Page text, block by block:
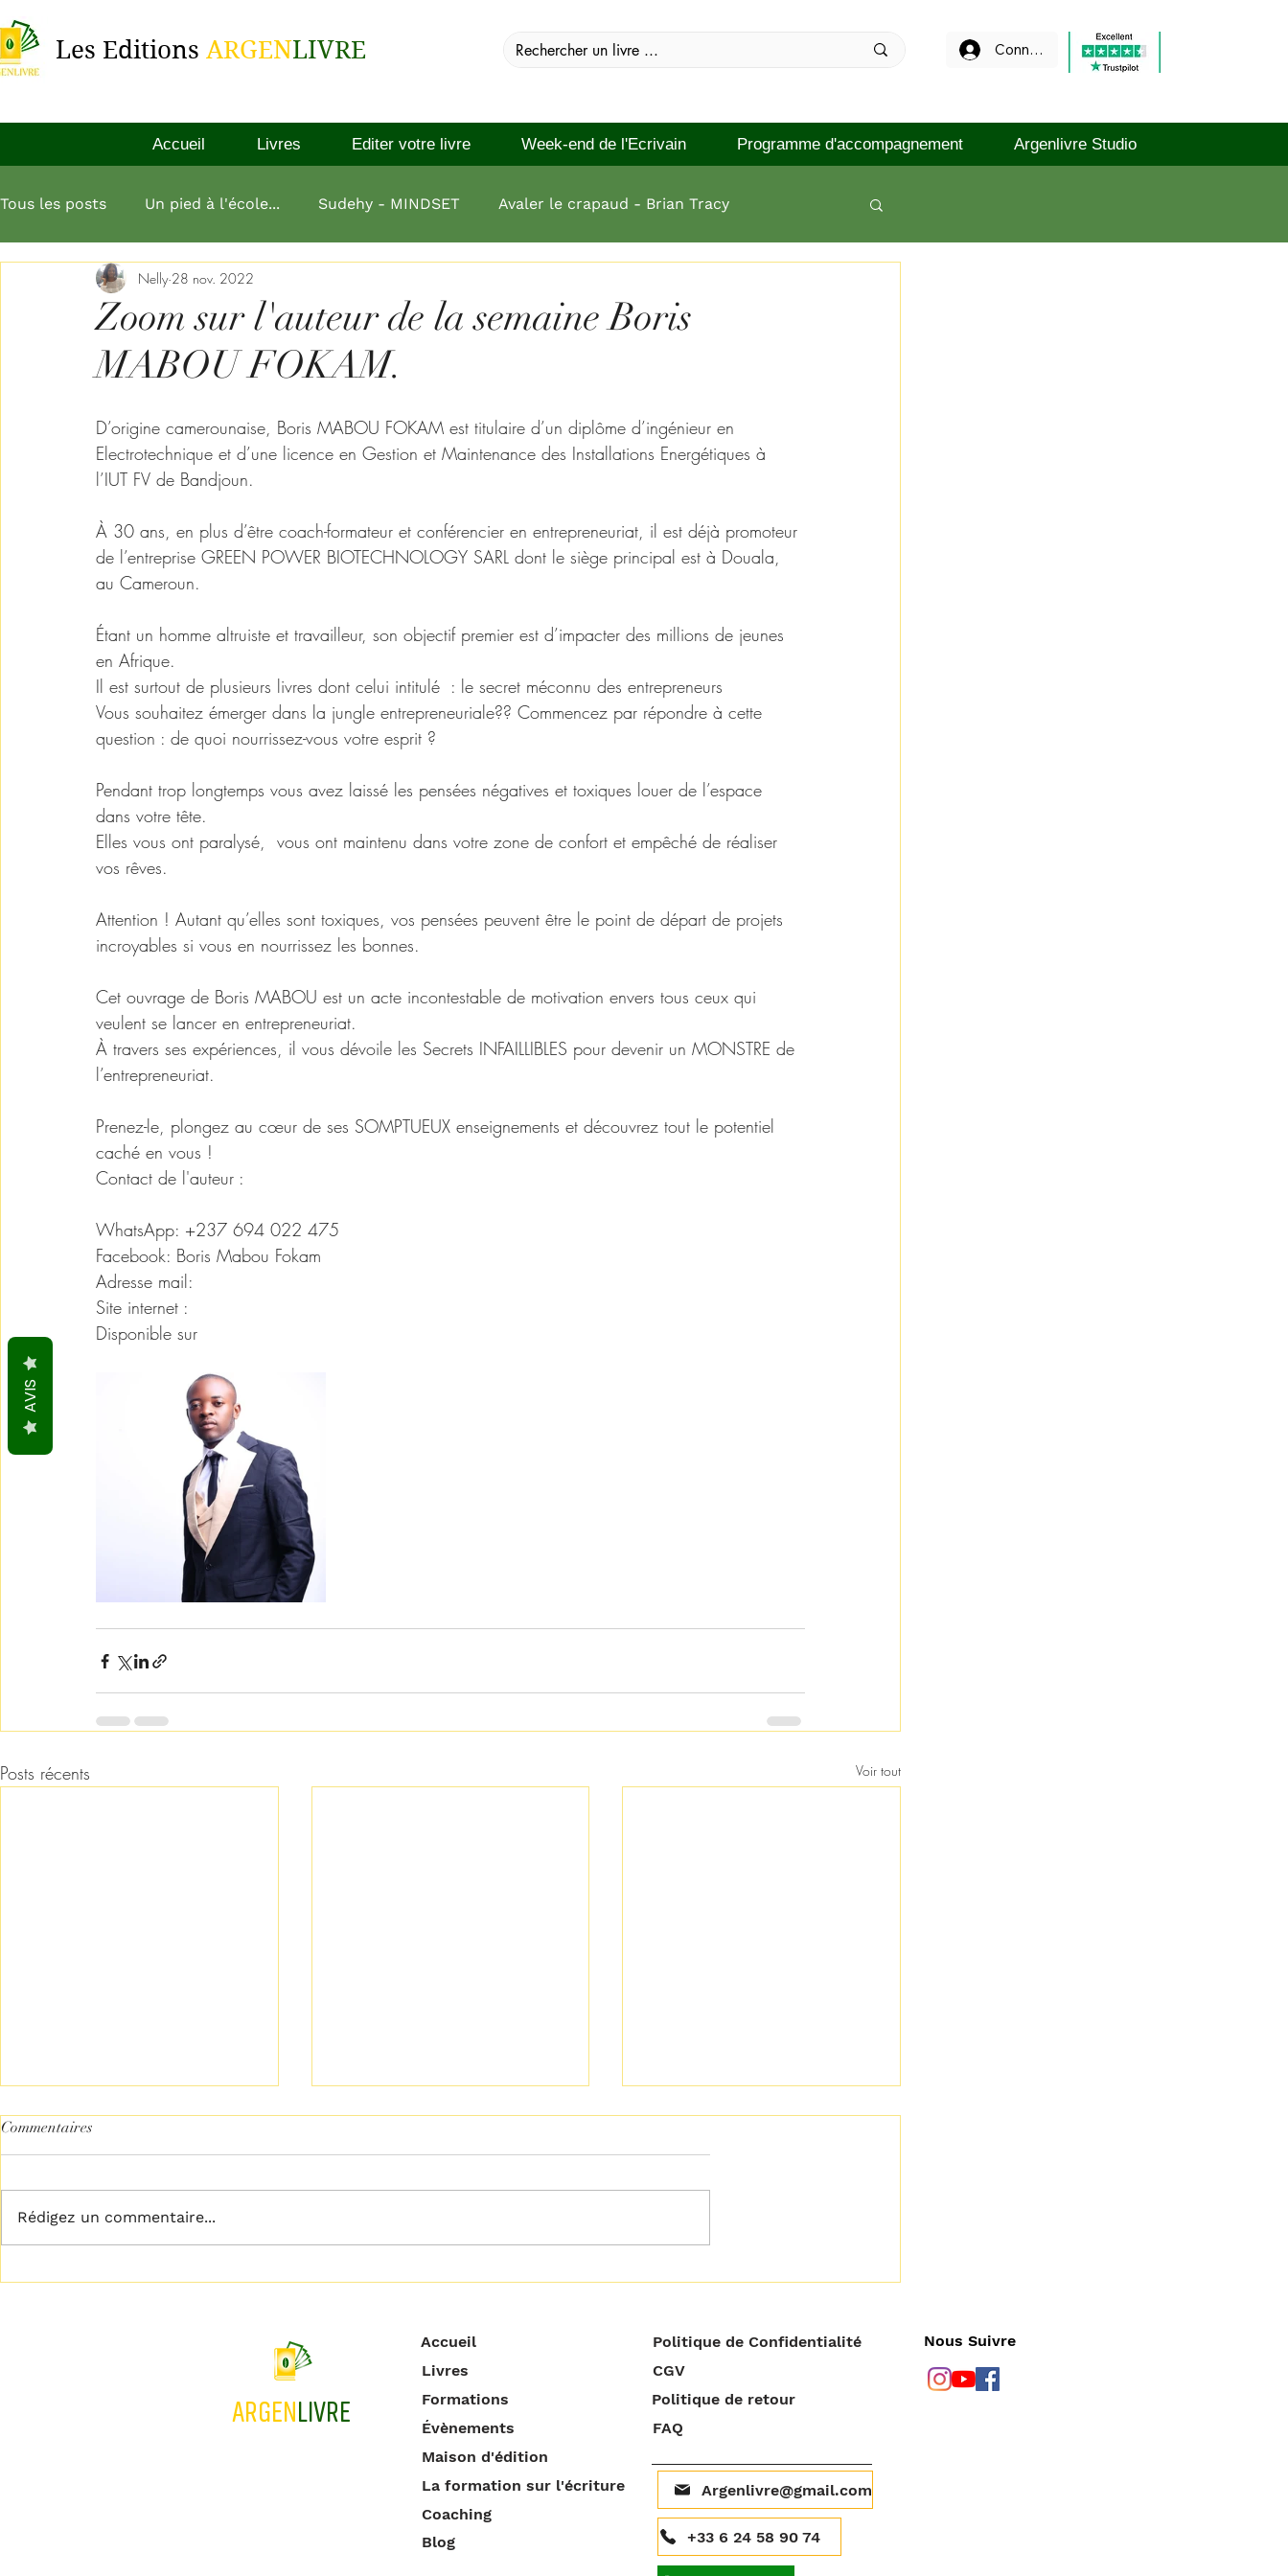
Les Editions ARGENLIVRE Connexion
Accueil Livres Editer votre livre Week-end de l'Ecrivain Programme d'accompagnement Argenlivre Studio
Tous les posts Un pied à l'école... Sudehy - MINDSET Avaler le crapaud - Brian Tracy
L'esprit millionnaire Aliko Dangote
L homme le plus riche de babylone
Zoom sur l'auteur de la semaine Boris
MABOU FOKAM.
Nelly 28 nov. 2022
D’origine camerounaise, Boris MABOU FOKAM est titulaire d’un diplôme d’ingénieur en
Electrotechnique et d’une licence en Gestion et Maintenance des Installations Energétiques à
l’IUT FV de Bandjoun.
À 30 ans, en plus d’être coach-formateur et conférencier en entrepreneuriat, il est déjà promoteur
de l’entreprise GREEN POWER BIOTECHNOLOGY SARL dont le siège principal est à Douala,
au Cameroun.
Étant un homme altruiste et travailleur, son objectif premier est d’impacter des millions de jeunes
en Afrique.
Il est surtout de plusieurs livres dont celui intitulé  : le secret méconnu des entrepreneurs
Vous souhaitez émerger dans la jungle entrepreneuriale?? Commencez par répondre à cette
question : de quoi nourrissez-vous votre esprit ?
Pendant trop longtemps vous avez laissé les pensées négatives et toxiques louer de l’espace
dans votre tête.
Elles vous ont paralysé,  vous ont maintenu dans votre zone de confort et empêché de réaliser
vos rêves.
Attention ! Autant qu’elles sont toxiques, vos pensées peuvent être le point de départ de projets
incroyables si vous en nourrissez les bonnes.
Cet ouvrage de Boris MABOU est un acte incontestable de motivation envers tous ceux qui
veulent se lancer en entrepreneuriat.
À travers ses expériences, il vous dévoile les Secrets INFAILLIBLES pour devenir un MONSTRE de
l’entrepreneuriat.
Prenez-le, plongez au cœur de ses SOMPTUEUX enseignements et découvrez tout le potentiel
caché en vous !
Contact de l'auteur :
WhatsApp: +237 694 022 475
Facebook: Boris Mabou Fokam
Adresse mail:
Site internet :
Disponible sur
Posts récents Voir tout
Commentaires
Rédigez un commentaire...
ARGENLIVRE
Accueil
Livres
Formations
Évènements
Maison d'édition
La formation sur l'écriture
Coaching
Blog
Politique de Confidentialité
CGV
Politique de retour
FAQ
Argenlivre@gmail.com
+33 6 24 58 90 74
Nous Suivre
AVIS